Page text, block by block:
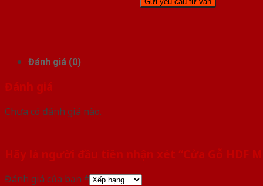
Đánh giá (0)
Đánh giá
Chưa có đánh giá nào.
Hãy là người đầu tiên nhận xét “Cửa Gỗ HDF
Đánh giá của bạn *